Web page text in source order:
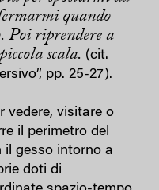
quando
riprendere a
scala. (cit.
pp. 25-27).
vedere, visitare o
il perimetro del
il gesso intorno a
doti di